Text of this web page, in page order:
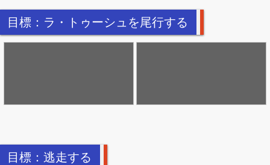
目標：ラ・トゥーシュを尾行する
目標：逃走する